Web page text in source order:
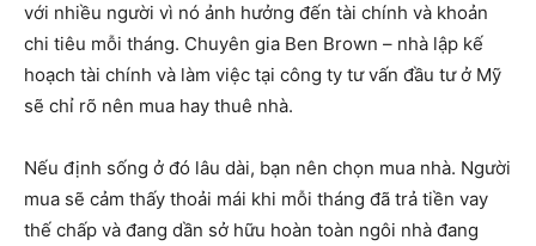
với nhiều người vì nó ảnh hưởng đến tài chính và khoản
chi tiêu mỗi tháng. Chuyên gia Ben Brown – nhà lập kế
hoạch tài chính và làm việc tại công ty tư vấn đầu tư ở Mỹ
sẽ chỉ rõ nên mua hay thuê nhà.
Nếu định sống ở đó lâu dài, bạn nên chọn mua nhà. Người
mua sẽ cảm thấy thoải mái khi mỗi tháng đã trả tiền vay
thế chấp và đang dần sở hữu hoàn toàn ngôi nhà đang